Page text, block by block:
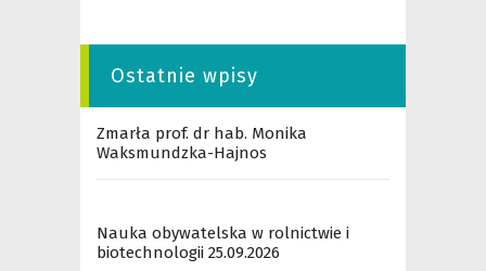
Ostatnie wpisy
Zmarła prof. dr hab. Monika
Waksmundzka-Hajnos
Nauka obywatelska w rolnictwie i
biotechnologii 25.09.2026